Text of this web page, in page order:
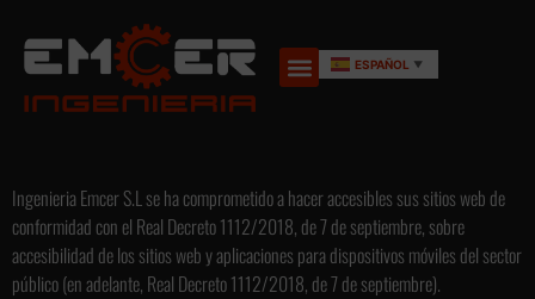
ESPAÑOL ▼
Ingenieria Emcer S.L se ha comprometido a hacer accesibles sus sitios web de
conformidad con el Real Decreto 1112/2018, de 7 de septiembre, sobre
accesibilidad de los sitios web y aplicaciones para dispositivos móviles del sector
público (en adelante, Real Decreto 1112/2018, de 7 de septiembre).